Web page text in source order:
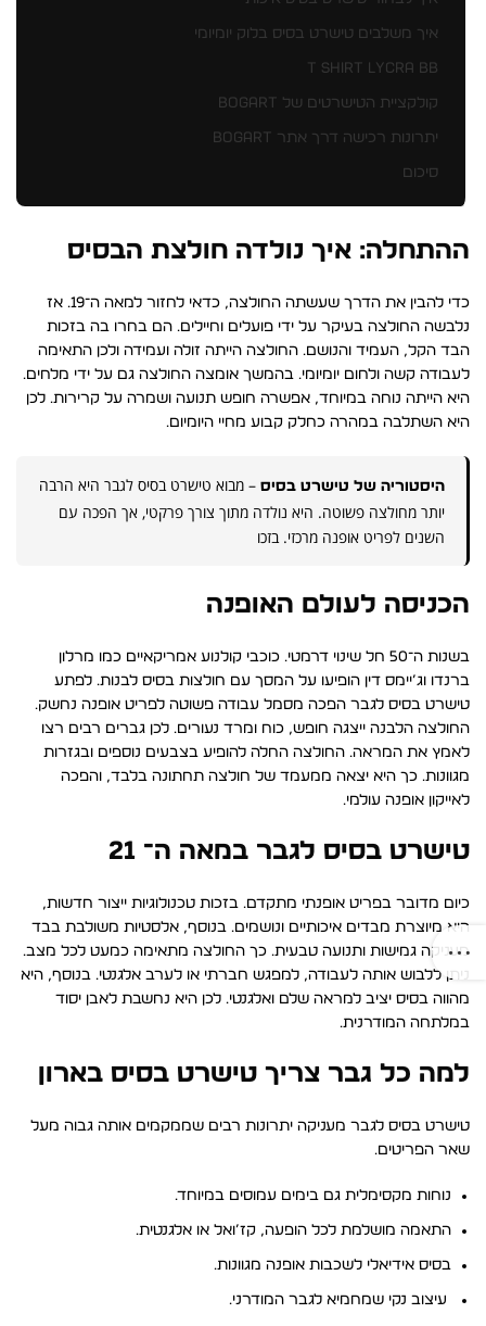
איך משלבים טישרט בסיס בלוק יומיומי
T SHIRT LYCRA BB
קולקציית הטישרטים של BOGART
יתרונות רכישה דרך אתר BOGART
סיכום
ההתחלה: איך נולדה חולצת הבסיס
כדי להבין את הדרך שעשתה החולצה, כדאי לחזור למאה ה־19. אז
נלבשה החולצה בעיקר על ידי פועלים וחיילים. הם בחרו בה בזכות
הבד הקל, העמיד והנושם. החולצה הייתה זולה ועמידה ולכן התאימה
לעבודה קשה ולחום יומיומי. בהמשך אומצה החולצה גם על ידי מלחים.
היא הייתה נוחה במיוחד, אפשרה חופש תנועה ושמרה על קרירות. לכן
היא השתלבה במהרה כחלק קבוע מחיי היומיום.
היסטוריה של טישרט בסיס – מבוא טישרט בסיס לגבר היא הרבה
יותר מחולצה פשוטה. היא נולדה מתוך צורך פרקטי, אך הפכה עם
השנים לפריט אופנה מרכזי. בזכו
הכניסה לעולם האופנה
בשנות ה־50 חל שינוי דרמטי. כוכבי קולנוע אמריקאיים כמו מרלון
ברנדו וג’יימס דין הופיעו על המסך עם חולצות בסיס לבנות. לפתע
טישרט בסיס לגבר הפכה מסמל עבודה פשוטה לפריט אופנה נחשק.
החולצה הלבנה ייצגה חופש, כוח ומרד נעורים. לכן גברים רבים רצו
לאמץ את המראה. החולצה החלה להופיע בצבעים נוספים ובגזרות
מגוונות. כך היא יצאה ממעמד של חולצה תחתונה בלבד, והפכה
לאייקון אופנה עולמי.
טישרט בסיס לגבר במאה ה־ 21
כיום מדובר בפריט אופנתי מתקדם. בזכות טכנולוגיות ייצור חדשות,
היא מיוצרת מבדים איכותיים ונושמים. בנוסף, אלסטיות משולבת בבד
מעניקה גמישות ותנועה טבעית. כך החולצה מתאימה כמעט לכל מצב.
ניתן ללבוש אותה לעבודה, למפגש חברתי או לערב אלגנטי. בנוסף, היא
מהווה בסיס יציב למראה שלם ואלגנטי. לכן היא נחשבת לאבן יסוד
במלתחה המודרנית.
למה כל גבר צריך טישרט בסיס בארון
טישרט בסיס לגבר מעניקה יתרונות רבים שממקמים אותה גבוה מעל
שאר הפריטים.
נוחות מקסימלית גם בימים עמוסים במיוחד.
התאמה מושלמת לכל הופעה, קז’ואל או אלגנטית.
בסיס אידיאלי לשכבות אופנה מגוונות.
עיצוב נקי שמחמיא לגבר המודרני.